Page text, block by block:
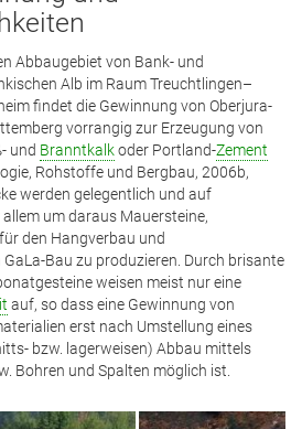
Abbaugebiet von Bank- und
Alb im Raum Treuchtlingen–
findet die Gewinnung von Oberjura-
vorrangig zur Erzeugung von
und Branntkalkoder Portland-Zement
Rohstoffe und Bergbau, 2006b,
werden gelegentlich und auf
um daraus Mauersteine,
für den Hangverbau und
Bau zu produzieren. Durch brisante
weisen meist nur eine
auf, so dass eine Gewinnung von
erst nach ­Umstellung eines
bzw. lagerweisen) Abbau mittels
Bohren und Spalten möglich ist.